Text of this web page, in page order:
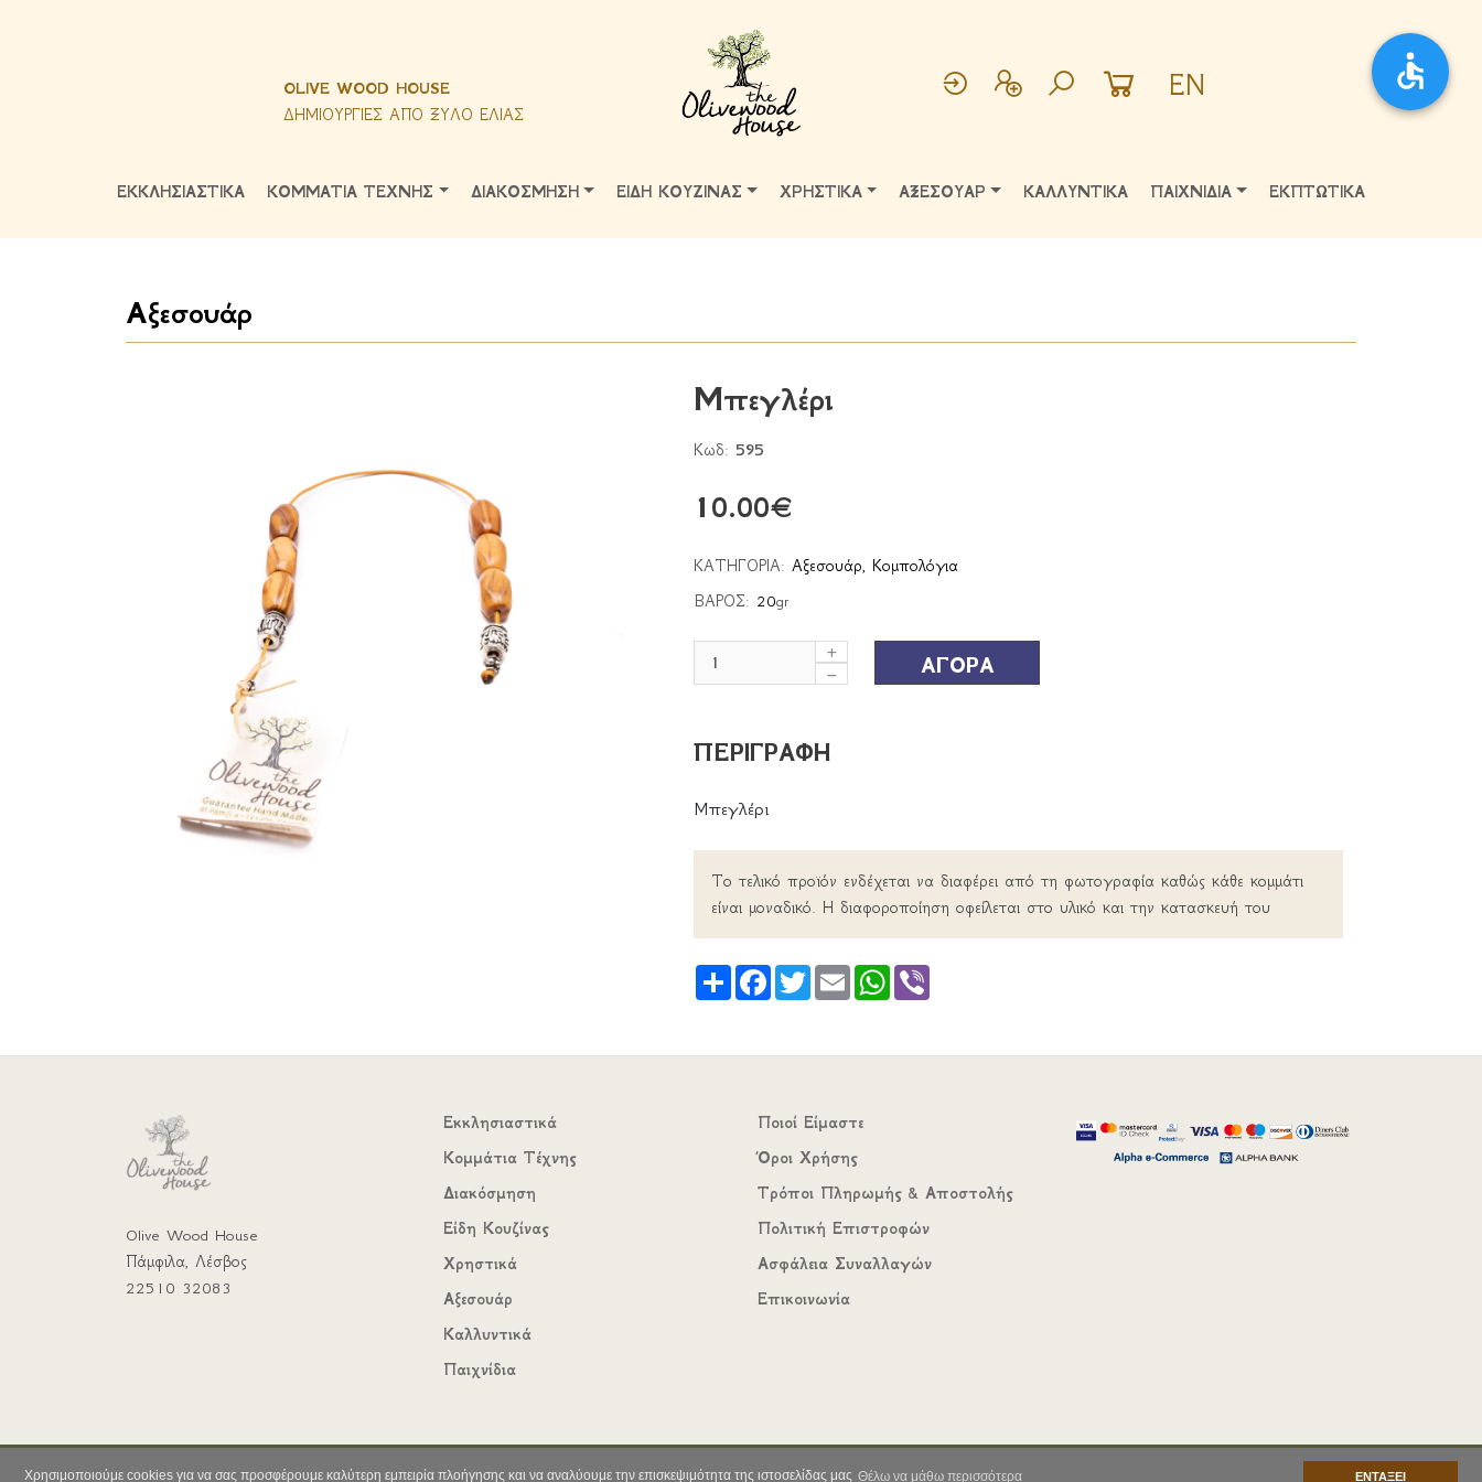
Χρησιμοποιούμε cookies για να σας προσφέρουμε καλύτερη εμπειρία πλοήγησης και να αναλύουμε την επισκεψιμότητα της ιστοσελίδας μας Θέλω να μάθω περισσότερα ΕΝΤΑΞΕΙ
OLIVE WOOD HOUSE
ΔΗΜΙΟΥΡΓΙΕΣ ΑΠΟ ΞΥΛΟ ΕΛΙΑΣ
EN
ΕΚΚΛΗΣΙΑΣΤΙΚΑ ΚΟΜΜΑΤΙΑ ΤΕΧΝΗΣ ΔΙΑΚΟΣΜΗΣΗ ΕΙΔΗ ΚΟΥΖΙΝΑΣ ΧΡΗΣΤΙΚΑ ΑΞΕΣΟΥΑΡ ΚΑΛΛΥΝΤΙΚΑ ΠΑΙΧΝΙΔΙΑ ΕΚΠΤΩΤΙΚΑ
Αξεσουάρ
Μπεγλέρι
Κωδ: 595
10.00€
ΚΑΤΗΓΟΡΙΑ: Αξεσουάρ, Κομπολόγια
ΒΑΡΟΣ: 20gr
ΑΓΟΡΑ
ΠΕΡΙΓΡΑΦΗ
Μπεγλέρι
Το τελικό προϊόν ενδέχεται να διαφέρει από τη φωτογραφία καθώς κάθε κομμάτι
είναι μοναδικό. Η διαφοροποίηση οφείλεται στο υλικό και την κατασκευή του
Share FacebookTwitterEmail WhatsApp
Olive Wood House
Πάμφιλα, Λέσβος
22510 32083
Εκκλησιαστικά
Κομμάτια Τέχνης
Διακόσμηση
Είδη Κουζίνας
Χρηστικά
Αξεσουάρ
Καλλυντικά
Παιχνίδια
Ποιοί Είμαστε
Όροι Χρήσης
Τρόποι Πληρωμής & Αποστολής
Πολιτική Επιστροφών
Ασφάλεια Συναλλαγών
Επικοινωνία
Copyright ©2022 All rights reserved | Web Development by